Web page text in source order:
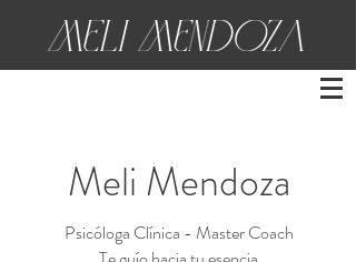
Meli Mendoza
Psicóloga Clínica - Master Coach